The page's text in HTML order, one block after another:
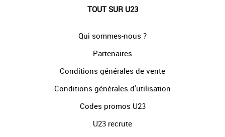
TOUT SUR U23
Qui sommes-nous ?
Partenaires
Conditions générales de vente
Conditions générales d'utilisation
Codes promos U23
U23 recrute